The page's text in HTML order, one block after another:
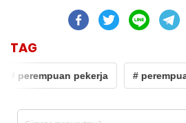
TAG
# perempuan pekerja # perempuan